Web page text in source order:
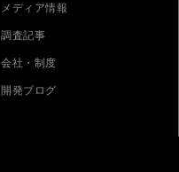
メディア情報
調査記事
会社・制度
開発ブログ